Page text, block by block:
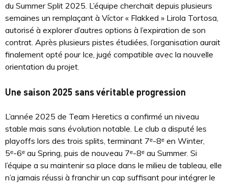
du Summer Split 2025. L’équipe cherchait depuis plusieurs
semaines un remplaçant à Víctor « Flakked » Lirola Tortosa,
autorisé à explorer d’autres options à l’expiration de son
contrat. Après plusieurs pistes étudiées, l’organisation aurait
finalement opté pour Ice, jugé compatible avec la nouvelle
orientation du projet.
Une saison 2025 sans véritable progression
L’année 2025 de Team Heretics a confirmé un niveau
stable mais sans évolution notable. Le club a disputé les
playoffs lors des trois splits, terminant 7ᵉ-8ᵉ en Winter,
5ᵉ-6ᵉ au Spring, puis de nouveau 7ᵉ-8ᵉ au Summer. Si
l’équipe a su maintenir sa place dans le milieu de tableau, elle
n’a jamais réussi à franchir un cap suffisant pour intégrer le